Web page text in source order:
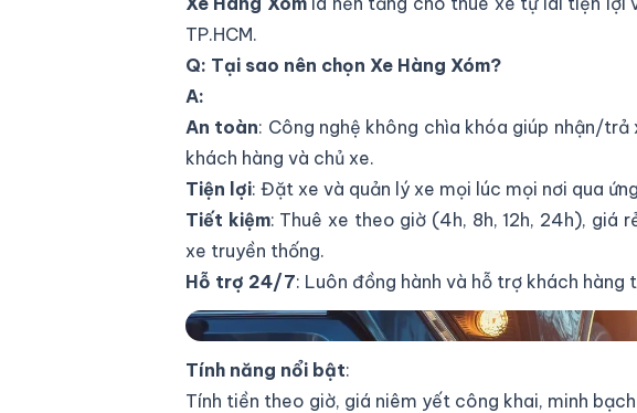
TP.HCM.
Q: Tại sao nên chọn Xe Hàng Xóm?
A:
An toàn: Công nghệ không chìa khóa giúp nhận/
khách hàng và chủ xe.
Tiện lợi: Đặt xe và quản lý xe mọi lúc mọi nơi qua
Tiết kiệm: Thuê xe theo giờ (4h, 8h, 12h, 24h), giá
xe truyền thống.
Hỗ trợ 24/7: Luôn đồng hành và hỗ trợ khách hàng
Xe Hàng Xóm nền tảng cho thuê xe tự lái không chìa
Tính năng nổi bật:
Tính tiền theo giờ, giá niêm yết công khai, minh